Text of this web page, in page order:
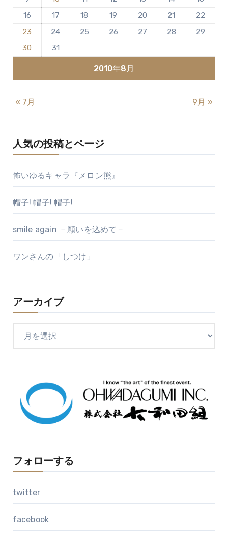
2010年8月
16
17 18 19 20 21
22
23
24 25 26 27 28
29
30
31
« 7月 9月 »
人気の投稿とページ
怖いゆるキャラ『メロン熊』
帽子! 帽子! 帽子!
smile again －願いを込めて－
ワンさんの「しつけ」
アーカイブ
フォローする
twitter
facebook